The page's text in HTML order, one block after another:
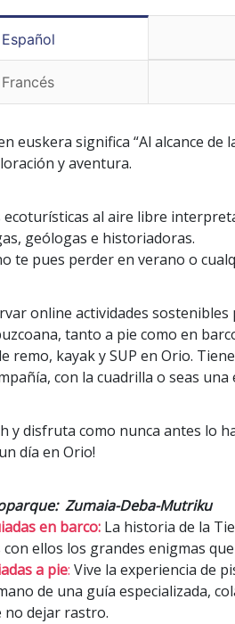
Español
Francés
euskera significa “Al alcance de
y aventura.
ecoturísticas al aire libre
geólogas e historiadoras.
te pues perder en verano o
online actividades sostenibles
tanto a pie como en
remo, kayak y SUP en Orio.
con la cuadrilla o seas una
y disfruta como nunca antes lo
día en Orio!
Zumaia-Deba-Mutriku
en barco: La historia de la
con ellos los grandes enigmas
a pie: Vive la experiencia de
de una guía especializada,
no dejar rastro.